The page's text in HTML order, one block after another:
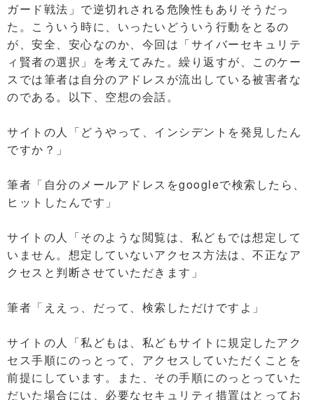
ガード戦法」で逆切れされる危険性もありそうだっ
た。こういう時に、いったいどういう行動をとるの
が、安全、安心なのか、今回は「サイバーセキュリテ
ィ賢者の選択」を考えてみた。繰り返すが、このケー
スでは筆者は自分のアドレスが流出している被害者な
のである。以下、空想の会話。
サイトの人「どうやって、インシデントを発見したん
ですか？」
筆者「自分のメールアドレスをgoogleで検索したら、
ヒットしたんです」
サイトの人「そのような閲覧は、私どもでは想定して
いません。想定していないアクセス方法は、不正なア
クセスと判断させていただきます」
筆者「ええっ、だって、検索しただけですよ」
サイトの人「私どもは、私どもサイトに規定したアク
セス手順にのっとって、アクセスしていただくことを
前提にしています。また、その手順にのっとっていた
だいた場合には、必要なセキュリティ措置はとってお